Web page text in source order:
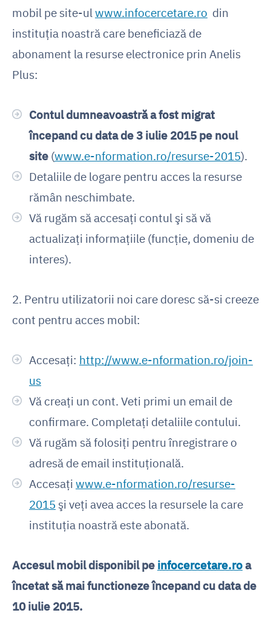
mobil pe site-ul www.infocercetare.ro din
instituția noastră care beneficiază de
abonament la resurse electronice prin Anelis
Plus:
Contul dumneavoastră a fost migrat
începand cu data de 3 iulie 2015 pe noul
site (www.e-nformation.ro/resurse-2015).
Detaliile de logare pentru acces la resurse
rămân neschimbate.
Vă rugăm să accesaţi contul şi să vă
actualizaţi informaţiile (funcţie, domeniu de
interes).
2. Pentru utilizatorii noi care doresc să-si creeze
cont pentru acces mobil:
Accesaţi: http://www.e-nformation.ro/join-
us
Vă creaţi un cont. Veti primi un email de
confirmare. Completaţi detaliile contului.
Vă rugăm să folosiţi pentru înregistrare o
adresă de email instituţională.
Accesaţi www.e-nformation.ro/resurse-
2015 şi veţi avea acces la resursele la care
instituţia noastră este abonată.
Accesul mobil disponibil pe infocercetare.roa
încetat să mai functioneze începand cu data de
10 iulie 2015.